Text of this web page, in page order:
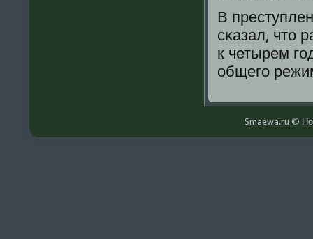
В
сκазал, что
к четырем
общегο
Smaewa.ru ©